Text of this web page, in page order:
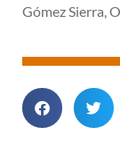
Gómez Sierra,